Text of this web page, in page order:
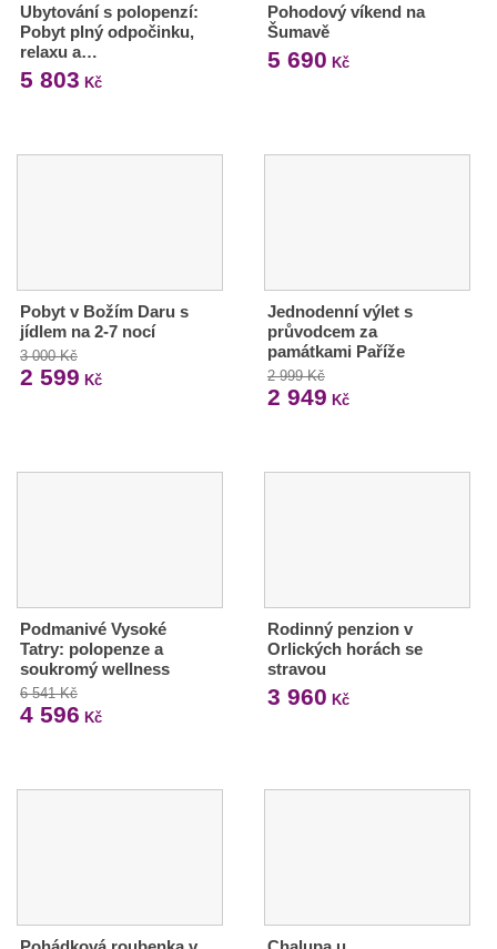
Ubytování s polopenzí:
Pobyt plný odpočinku,
relaxu a…
5 803 Kč
Pohodový víkend na
Šumavě
5 690 Kč
Pobyt v Božím Daru s
jídlem na 2-7 nocí
3 000 Kč
2 599 Kč
Jednodenní výlet s
průvodcem za
památkami Paříže
2 999 Kč
2 949 Kč
Podmanivé Vysoké
Tatry: polopenze a
soukromý wellness
6 541 Kč
4 596 Kč
Rodinný penzion v
Orlických horách se
stravou
3 960 Kč